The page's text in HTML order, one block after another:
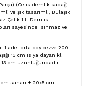
(Çelik demlik kapağı
ve şık tasarımlı, Bulaşık
Çelik 1 lt Demlik
sayesinde ısınmaz ve
1 adet orta boy cezve 200
13 cm Isıya dayanıklı
cm uzunluğundadır.
sahan + 20x5 cm